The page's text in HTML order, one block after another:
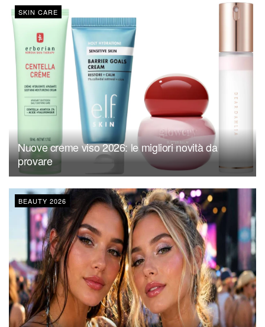
SKIN CARE
Nuove creme viso 2026: le migliori novità da
provare
BEAUTY 2026